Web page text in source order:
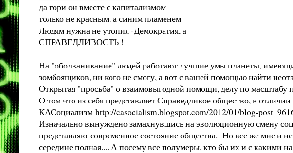
да гори он вместе с капитализмом
только не красным, а синим пламенем
Людям нужна не утопия -Демократия, а
СПРАВЕДЛИВОСТЬ !
На "оболванивание" людей работают лучшие умы планеты,
зомбоящиков, ни кого не смогу, а вот с вашей помощью найти
Открытая "просьба" о взаимовыгодной помощи, делу по масштабу
О том что из себя представляет Справедливое общество, в
КАСоциализм http://casocialism.blogspot.com/2012/01/blog-
Изначально вынуждено замахнувшись на эволюционную смену
представляю современное состояние общества. Но все же мне и
середине полная.....А посему все полумеры, кто бы их и с какими